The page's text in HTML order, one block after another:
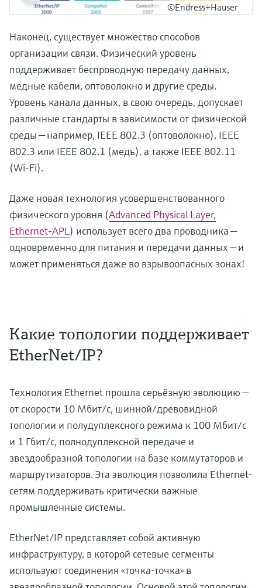
©Endress+Hauser
Наконец, существует множество способов
организации связи. Физический уровень
поддерживает беспроводную передачу данных,
медные кабели, оптоволокно и другие среды.
Уровень канала данных, в свою очередь, допускает
различные стандарты в зависимости от физической
среды — например, IEEE 802.3 (оптоволокно), IEEE
802.3 или IEEE 802.1 (медь), а также IEEE 802.11
(Wi-Fi).
Даже новая технология усовершенствованного
физического уровня (Advanced Physical Layer,
Ethernet-APL) использует всего два проводника —
одновременно для питания и передачи данных — и
может применяться даже во взрывоопасных зонах!
Какие топологии поддерживает
EtherNet/IP?
Технология Ethernet прошла серьёзную эволюцию —
от скорости 10 Мбит/с, шинной/древовидной
топологии и полудуплексного режима к 100 Мбит/с
и 1 Гбит/с, полнодуплексной передаче и
звездообразной топологии на базе коммутаторов и
маршрутизаторов. Эта эволюция позволила Ethernet-
сетям поддерживать критически важные
промышленные системы.
EtherNet/IP представляет собой активную
инфраструктуру, в которой сетевые сегменты
используют соединения «точка-точка» в